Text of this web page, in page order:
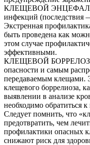
КЛЕЩЕВОЙ ЭНЦЕФАЛИТ
инфекций (последствия
Экстренная
быть проведена как
этом случае
эффективными.
КЛЕЩЕВОЙ БОРРЕЛОЗ –
опасности и самым
передаваемым клещами.
клещевого боррелиоза,
выявлении в анализе
необходимо обратиться
Следует помнить, что
предотвратить, чем
профилактики опасных
снижают риск для